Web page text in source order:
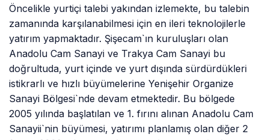
Öncelikle yurtiçi talebi yakından izlemekte, bu talebin
zamanında karşılanabilmesi için en ileri teknolojilerle
yatırım yapmaktadır. Şişecam`ın kuruluşları olan
Anadolu Cam Sanayi ve Trakya Cam Sanayi bu
doğrultuda, yurt içinde ve yurt dışında sürdürdükleri
istikrarlı ve hızlı büyümelerine Yenişehir Organize
Sanayi Bölgesi`nde devam etmektedir. Bu bölgede
2005 yılında başlatılan ve 1. fırını alınan Anadolu Cam
Sanayii`nin büyümesi, yatırımı planlamış olan diğer 2